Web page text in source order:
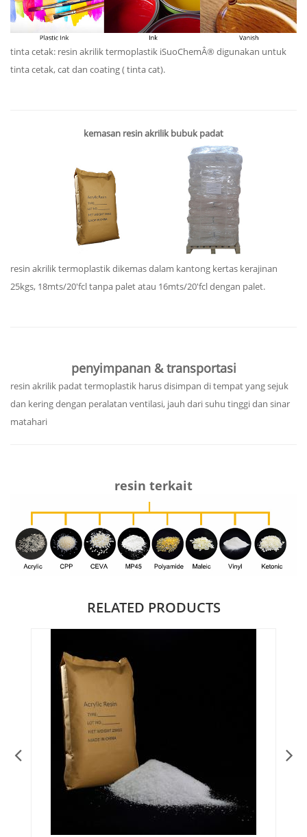
tinta cetak: resin akrilik termoplastik iSuoChemÂ® digunakan untuk
tinta cetak, cat dan coating ( tinta cat).
kemasan resin akrilik bubuk padat
resin akrilik termoplastik dikemas dalam kantong kertas kerajinan
25kgs, 18mts/20'fcl tanpa palet atau 16mts/20'fcl dengan palet.
penyimpanan & transportasi
resin akrilik padat termoplastik harus disimpan di tempat yang sejuk
dan kering dengan peralatan ventilasi, jauh dari suhu tinggi dan sinar
matahari
resin terkait
RELATED PRODUCTS